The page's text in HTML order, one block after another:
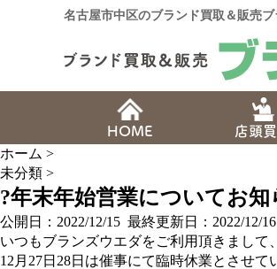
名古屋市中区のブランド買取＆販売
HOME 店頭
ホーム >
未分類 >
?年末年始営業についてお知
公開日： 2022/12/15 最終更新日：2022/12/16
いつもブランズウエダをご利用頂きまして
12月27日28日は催事にて臨時休業とさせて